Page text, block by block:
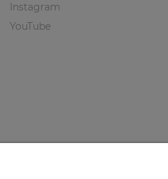
Instagram
YouTube